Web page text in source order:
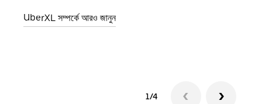
UberXL সম্পর্কে আরও জানুন
1/4